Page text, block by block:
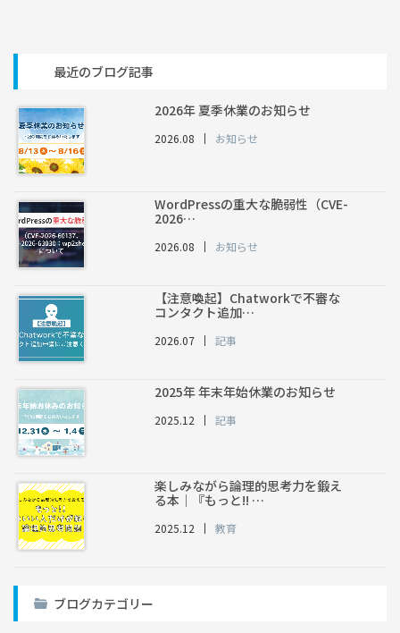
最近のブログ記事
2026年 夏季休業のお知らせ
2026.08 お知らせ
WordPressの重大な脆弱性（CVE-
2026…
2026.08 お知らせ
【注意喚起】Chatworkで不審な
コンタクト追加…
2026.07 記事
2025年 年末年始休業のお知らせ
2025.12 記事
楽しみながら論理的思考力を鍛え
る本｜『もっと!! …
2025.12 教育
ブログカテゴリー